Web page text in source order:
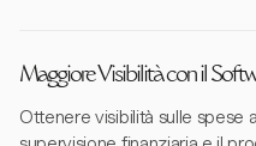
Maggiore Visibilità con il
Ottenere visibilità sulle spese